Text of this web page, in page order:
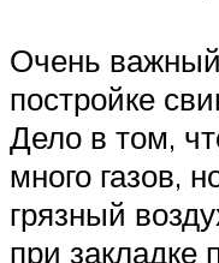
Очень
постройке
Дело в том,
много газов,
грязный
при закладке